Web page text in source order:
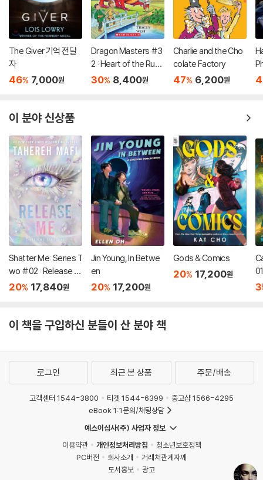
The Giver 기억 전달
자
46% 7,000원
Dragon Masters #3
2 : Heart of the Ruby
Dragon (A Branches
30% 8,400원
Charlie and the Cho
colate Factory
47% 6,200원
(
이 분야 신상품
Shatter Me: Series T
wo #02 : Release M
e
20% 17,840원
Jin Young, In Betwe
en
20% 17,200원
Gods & Comics
20% 17,200원
이 책을 구입하신 분들이 산 분야 책
로그인 최근 본 상품 주문/배송
고객센터 1544-3800 티켓 1544-6399
중고샵 1566-4295
eBook 1:1문의/채팅상담
예스이십사(주) 사업자 정보
이용약관
개인정보처리방침
청소년보호정책
PC버전
회사소개
거래처관계자께
도서홍보
광고